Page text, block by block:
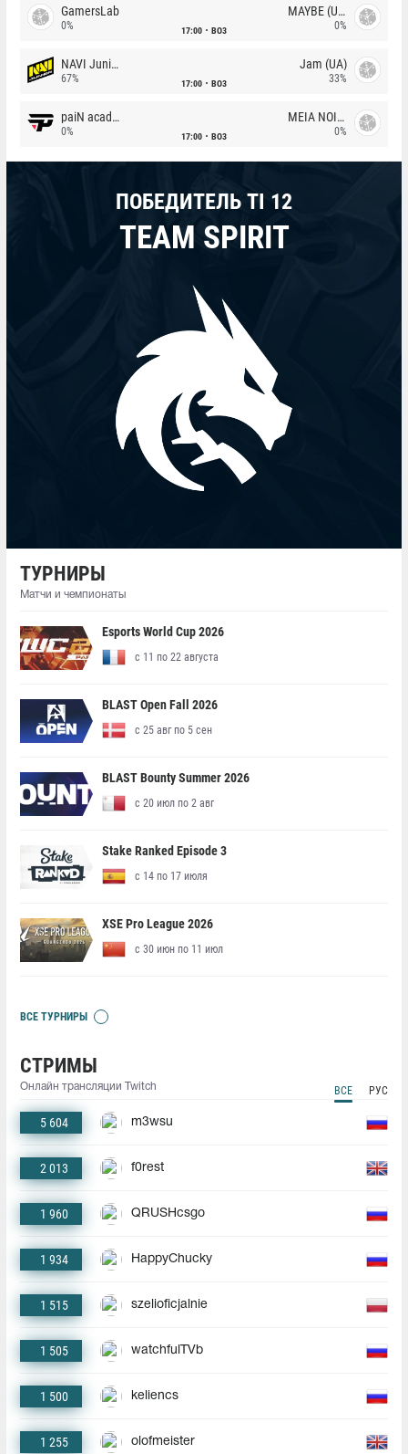
GamersLab
0% 17:00 BO3
MAYBE (UA)
0%
NAVI Junior
67% 17:00 BO3
Jam (UA)
33%
paiN academy
0% 17:00 BO3
MEIA NOITE
0%
ПОБЕДИТЕЛЬ TI 12
TEAM SPIRIT
ТУРНИРЫ
Матчи и чемпионаты
Esports World Cup 2026
с 11 по 22 августа
BLAST Open Fall 2026
с 25 авг по 5 сен
BLAST Bounty Summer 2026
с 20 июл по 2 авг
Stake Ranked Episode 3
с 14 по 17 июля
XSE Pro League 2026
с 30 июн по 11 июл
ВСЕ ТУРНИРЫ
СТРИМЫ
Онлайн трансляции Twitch ВСЕ РУС
5 604 m3wsu
2 013 f0rest
1 960 QRUSHcsgo
1 934 HappyChucky
1 515 szelioficjalnie
1 505 watchfulTVb
1 500 keliencs
1 255 olofmeister